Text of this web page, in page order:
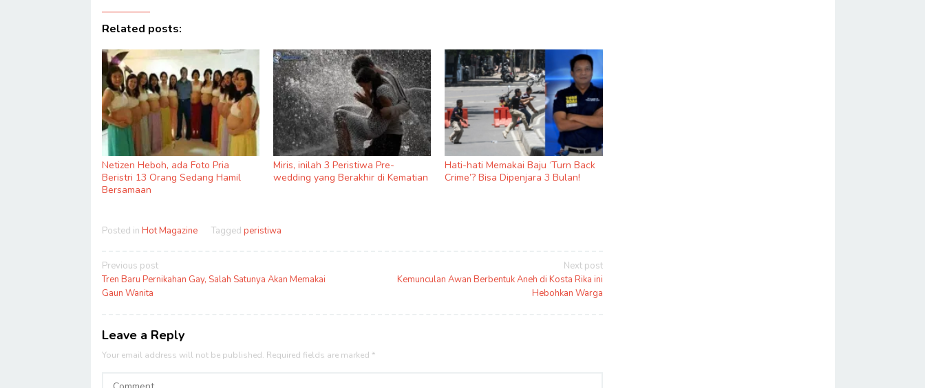
Related posts:
Netizen Heboh, ada Foto Pria
Beristri 13 Orang Sedang Hamil
Bersamaan
Miris, inilah 3 Peristiwa Pre-
wedding yang Berakhir di Kematian
Hati-hati Memakai Baju ‘Turn Back
Crime’? Bisa Dipenjara 3 Bulan!
Posted in Hot Magazine Tagged peristiwa
Post
navigation
Previous post
Tren Baru Pernikahan Gay, Salah Satunya Akan Memakai
Gaun Wanita
Next post
Kemunculan Awan Berbentuk Aneh di Kosta Rika ini
Hebohkan Warga
Leave a Reply
Your email address will not be published. Required fields are marked *